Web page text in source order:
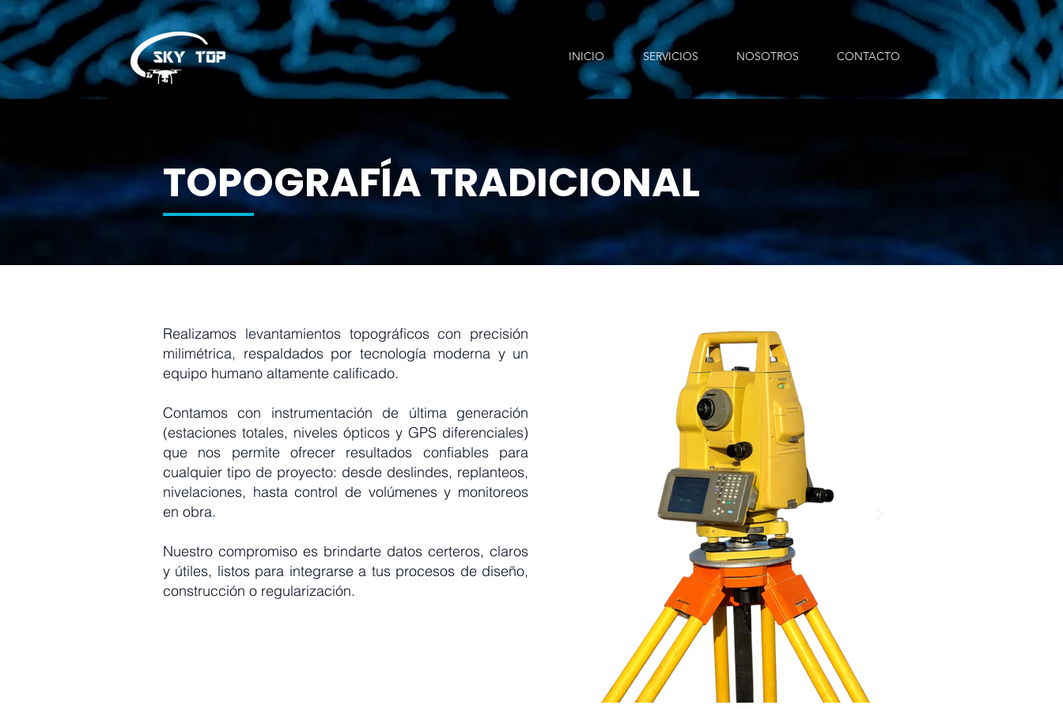
INICIO SERVICIOS NOSOTROS CONTACTO
TOPOGRAFÍA TRADICIONAL
Realizamos levantamientos topográficos con precisión
milimétrica, respaldados por tecnología moderna y un
equipo humano altamente calificado.
Contamos con instrumentación de última generación
(estaciones totales, niveles ópticos y GPS diferenciales)
que nos permite ofrecer resultados confiables para
cualquier tipo de proyecto: desde deslindes, replanteos,
nivelaciones, hasta control de volúmenes y monitoreos
en obra.
Nuestro compromiso es brindarte datos certeros, claros
y útiles, listos para integrarse a tus procesos de diseño,
construcción o regularización.